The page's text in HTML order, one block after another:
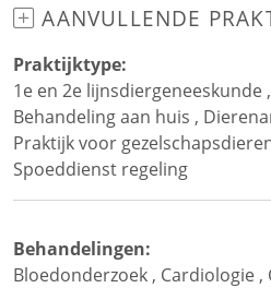
AANVULLENDE
Praktijktype:
1e en 2e lijnsdiergeneeskunde ,
Behandeling aan huis ,
Praktijk voor
Spoeddienst regeling
Behandelingen:
Bloedonderzoek , Cardiologie ,